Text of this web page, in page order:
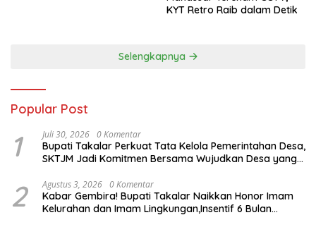
KYT Retro Raib dalam Detik
Selengkapnya
Popular Post
1 Juli 30, 2026 0 Komentar
Bupati Takalar Perkuat Tata Kelola Pemerintahan Desa,
SKTJM Jadi Komitmen Bersama Wujudkan Desa yang
2 Agustus 3, 2026 0 Komentar
Kabar Gembira! Bupati Takalar Naikkan Honor Imam
Kelurahan dan Imam Lingkungan,Insentif 6 Bulan